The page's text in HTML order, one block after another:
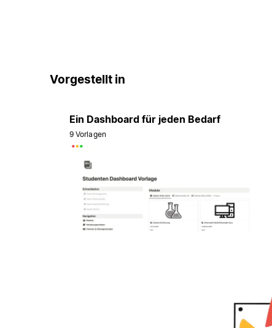
Vorgestellt in
Ein Dashboard für jeden Bedarf
9 Vorlagen